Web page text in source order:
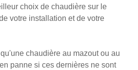
choix de chaudière sur le
votre installation et de votre
chaudière au mazout ou au
panne si ces dernières ne sont